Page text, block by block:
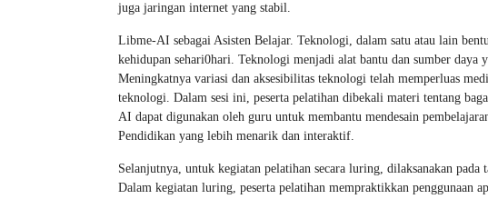
juga jaringan internet yang stabil.
Libme-AI sebagai Asisten Belajar. Teknologi, dalam satu atau lain
kehidupan sehari0hari. Teknologi menjadi alat bantu dan sumber daya
Meningkatnya variasi dan aksesibilitas teknologi telah memperluas
teknologi. Dalam sesi ini, peserta pelatihan dibekali materi tentang
AI dapat digunakan oleh guru untuk membantu mendesain
Pendidikan yang lebih menarik dan interaktif.
Selanjutnya, untuk kegiatan pelatihan secara luring, dilaksanakan
Dalam kegiatan luring, peserta pelatihan mempraktikkan penggunaan